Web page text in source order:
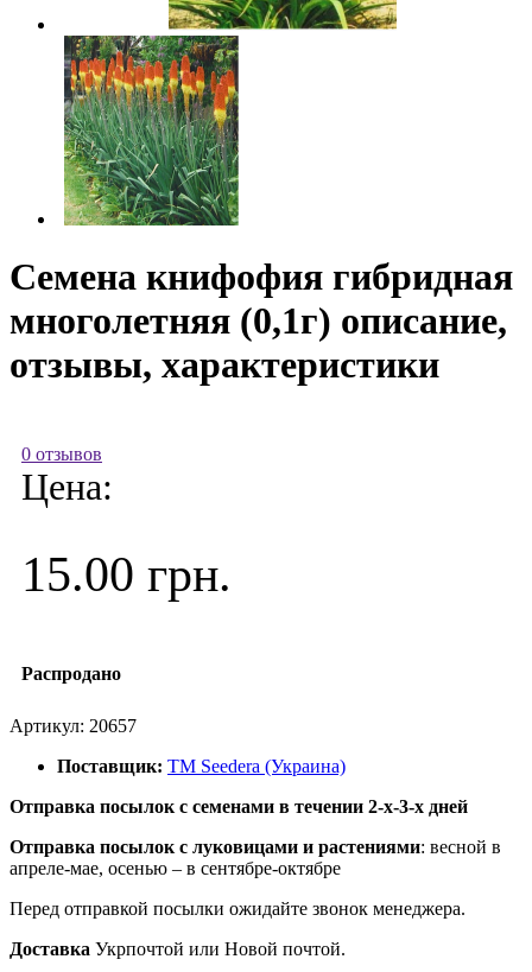
Семена книфофия гибридная
многолетняя (0,1г) описание,
отзывы, характеристики
0 отзывов
Цена:
15.00 грн.
Распродано
Артикул: 20657
Поставщик: ТМ Seedera (Украина)
Отправка посылок с семенами в течении 2-х-3-х дней
Отправка посылок с луковицами и растениями: весной в
апреле-мае, осенью – в сентябре-октябре
Перед отправкой посылки ожидайте звонок менеджера.
Доставка Укрпочтой или Новой почтой.